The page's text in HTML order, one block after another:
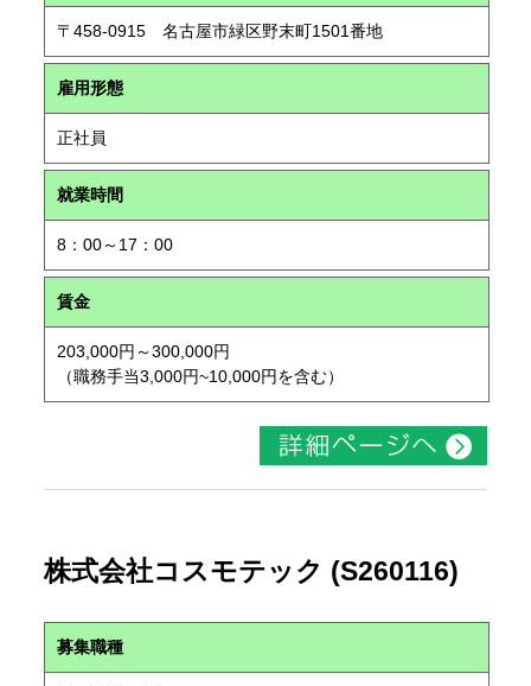
〒458-0915 名古屋市緑区野末町1501番地
雇用形態
正社員
就業時間
8：00～17：00
賃金
203,000円～300,000円
（職務手当3,000円~10,000円を含む）
株式会社コスモテック (S260116)
募集職種